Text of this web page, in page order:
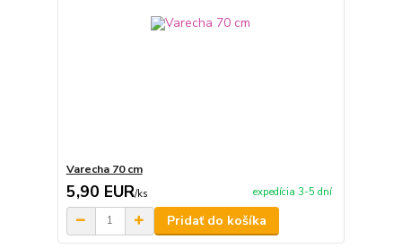
Varecha 70 cm
5,90 EUR/ks expedícia 3-5 dní
Pridať do košíka